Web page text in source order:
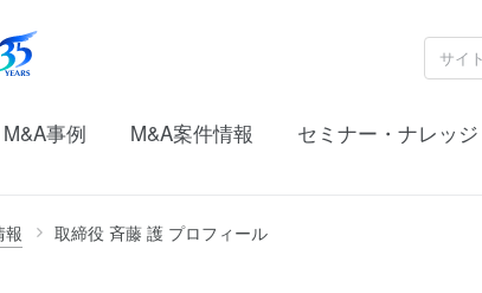
M&A事例 M&A案件情報 セミナー・ナレッジ
報 取締役 斉藤 護 プロフィール